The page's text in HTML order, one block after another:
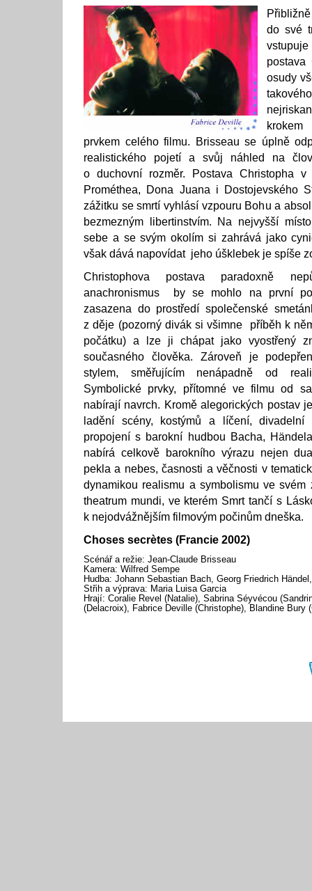
do své
postava
osudy
prvkem celého filmu. Brisseau se úplně
realistického pojetí a svůj náhled na
o duchovní rozměr. Postava Christopha
Prométhea, Dona Juana i Dostojevského
zážitku se smrtí vyhlásí vzpouru Bohu a
bezmezným libertinstvím. Na nejvyšší
sebe a se svým okolím si zahrává jako
však dává napovídat jeho úšklebek je spíše
Christophova postava paradoxně
anachronismus by se mohlo na první
zasazena do prostředí společenské
z děje (pozorný divák si všimne příběh k
počátku) a lze ji chápat jako vyostřený
současného člověka. Zároveň je
stylem, směřujícím nenápadně od
Symbolické prvky, přítomné ve filmu od
nabírají navrch. Kromě alegorických postav
ladění scény, kostýmů a líčení, divadelní
propojení s barokní hudbou Bacha,
nabírá celkově barokního výrazu nejen
pekla a nebes, časnosti a věčnosti v
dynamikou realismu a symbolismu ve svém
theatrum mundi, ve kterém Smrt tančí s
k nejodvážnějším filmovým počinům dneška.
Choses secrètes (Francie 2002)
Scénář a režie: Jean-Claude Brisseau
Kamera: Wilfred Sempe
Hudba: Johann Sebastian Bach, Georg Friedrich
Střih a výprava: Maria Luisa Garcia
Hrají: Coralie Revel (Natalie), Sabrina Séyvécou
(Delacroix), Fabrice Deville (Christophe), Blandine Bury